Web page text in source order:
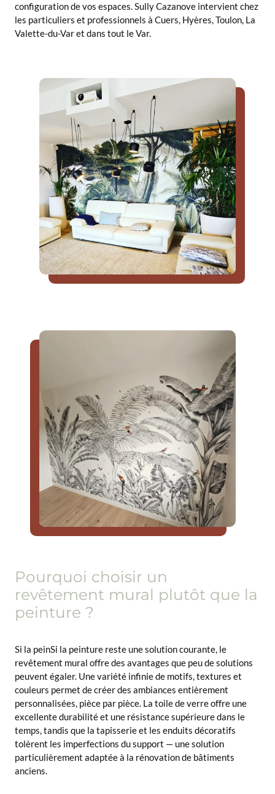
configuration de vos espaces. Sully Cazanove intervient chez
les particuliers et professionnels à Cuers, Hyères, Toulon, La
Valette-du-Var et dans tout le Var.
Pourquoi choisir un
revêtement mural plutôt que la
peinture ?
Si la peinSi la peinture reste une solution courante, le
revêtement mural offre des avantages que peu de solutions
peuvent égaler. Une variété infinie de motifs, textures et
couleurs permet de créer des ambiances entièrement
personnalisées, pièce par pièce. La toile de verre offre une
excellente durabilité et une résistance supérieure dans le
temps, tandis que la tapisserie et les enduits décoratifs
tolèrent les imperfections du support — une solution
particulièrement adaptée à la rénovation de bâtiments
anciens.